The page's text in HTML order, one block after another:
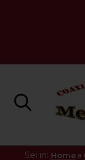
Sei in: Home »